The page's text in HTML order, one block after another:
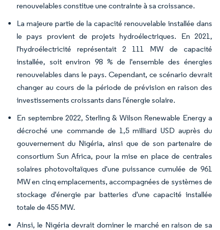
renouvelables constitue une contrainte à sa croissance.
La majeure partie de la capacité renouvelable installée dans
le pays provient de projets hydroélectriques. En 2021,
l'hydroélectricité représentait 2 111 MW de capacité
installée, soit environ 98 % de l'ensemble des énergies
renouvelables dans le pays. Cependant, ce scénario devrait
changer au cours de la période de prévision en raison des
investissements croissants dans l'énergie solaire.
En septembre 2022, Sterling & Wilson Renewable Energy a
décroché une commande de 1,5 milliard USD auprès du
gouvernement du Nigéria, ainsi que de son partenaire de
consortium Sun Africa, pour la mise en place de centrales
solaires photovoltaïques d'une puissance cumulée de 961
MW en cinq emplacements, accompagnées de systèmes de
stockage d'énergie par batteries d'une capacité installée
totale de 455 MW.
Ainsi, le Nigéria devrait dominer le marché en raison de sa